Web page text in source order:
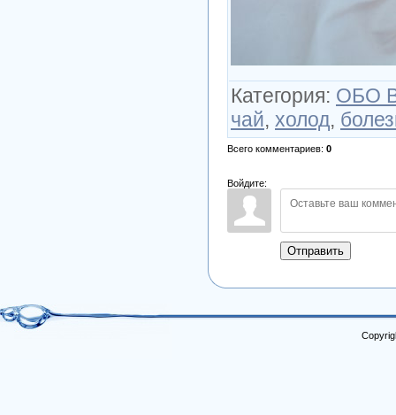
Категория: ОБО
чай, холод,
Всего комментариев: 0
Войдите:
Отправить